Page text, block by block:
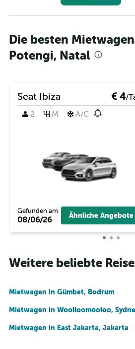
Die besten
Potengi, Natal
Seat Ibiza € 4/
2
M A/C
Gefunden am
08/06/26 Ähnliche Angebote
Weitere beliebte
Mietwagen in Gümbet, Bodrum
Mietwagen in Woolloomooloo,
Mietwagen in East Jakarta, Jakarta